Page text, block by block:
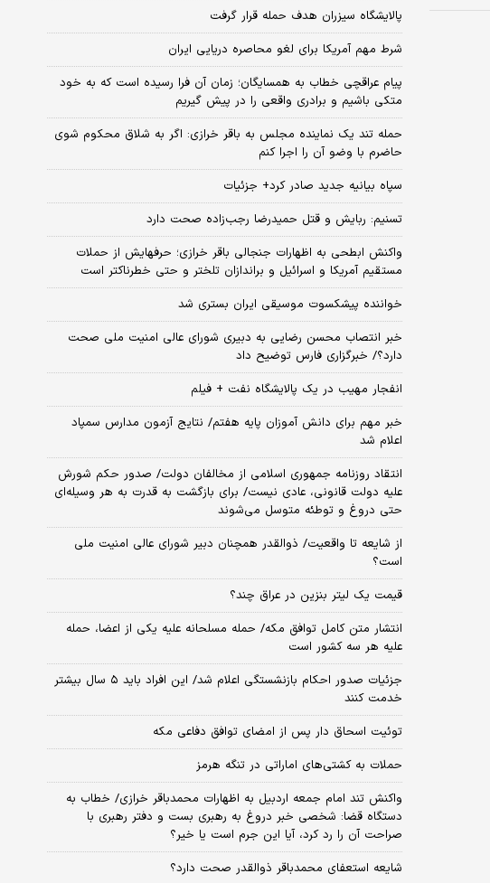
پالایشگاه سیزران هدف حمله قرار گرفت
شرط مهم آمریکا برای لغو محاصره دریایی ایران
پیام عراقچی خطاب به همسایگان؛ زمان آن فرا رسیده است که به خود
متکی باشیم و برادری واقعی را در پیش گیریم
حمله تند یک نماینده مجلس به باقر خرازی: اگر به شلاق محکوم شوی
حاضرم با وضو آن را اجرا کنم
سپاه بیانیه جدید صادر کرد+ جزئیات
تسنیم: ربایش و قتل حمیدرضا رجب‌زاده صحت دارد
واکنش ابطحی به اظهارات جنجالی باقر خرازی؛ حرفهایش از حملات
مستقیم آمریکا و اسرائیل و براندازان تلختر و حتی خطرناکتر است
خواننده پیشکسوت موسیقی ایران بستری شد
خبر انتصاب محسن رضایی به دبیری شورای عالی امنیت ملی صحت
دارد؟/ خبرگزاری فارس توضیح داد
انفجار مهیب در یک پالایشگاه نفت + فیلم
خبر مهم برای دانش آموزان پایه هفتم/ نتایج آزمون مدارس سمپاد
اعلام شد
انتقاد روزنامه جمهوری اسلامی از مخالفان دولت/ صدور حکم شورش
علیه دولت قانونی، عادی نیست/ برای بازگشت به قدرت به هر وسیله‌ای
حتی دروغ و توطئه متوسل می‌شوند
از شایعه تا واقعیت/ ذوالقدر همچنان دبیر شورای ‌عالی امنیت ملی
است؟
قیمت یک لیتر بنزین در عراق چند؟
انتشار متن کامل توافق مکه/ حمله مسلحانه علیه یکی از اعضا، حمله
علیه هر سه کشور است
جزئیات صدور احکام بازنشستگی اعلام شد/ این افراد باید ۵ سال بیشتر
خدمت کنند
توئیت اسحاق دار پس از امضای توافق دفاعی مکه
حملات به کشتی‌های اماراتی در تنگه هرمز
واکنش تند امام جمعه اردبیل به اظهارات محمدباقر خرازی/ خطاب به
دستگاه قضا: شخصی خبر دروغ به رهبری بست و دفتر رهبری با
صراحت آن را رد کرد، آیا این جرم است یا خیر؟
شایعه استعفای محمدباقر ذوالقدر صحت دارد؟